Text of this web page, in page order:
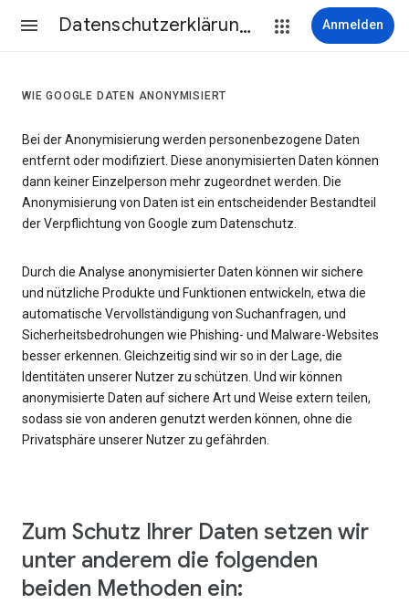
Datenschutzerklärung & Nutzungsbedingungen Anmelden
WIE GOOGLE DATEN ANONYMISIERT
Bei der Anonymisierung werden personenbezogene Daten
entfernt oder modifiziert. Diese anonymisierten Daten können
dann keiner Einzelperson mehr zugeordnet werden. Die
Anonymisierung von Daten ist ein entscheidender Bestandteil
der Verpflichtung von Google zum Datenschutz.
Durch die Analyse anonymisierter Daten können wir sichere
und nützliche Produkte und Funktionen entwickeln, etwa die
automatische Vervollständigung von Suchanfragen, und
Sicherheitsbedrohungen wie Phishing- und Malware-Websites
besser erkennen. Gleichzeitig sind wir so in der Lage, die
Identitäten unserer Nutzer zu schützen. Und wir können
anonymisierte Daten auf sichere Art und Weise extern teilen,
sodass sie von anderen genutzt werden können, ohne die
Privatsphäre unserer Nutzer zu gefährden.
Zum Schutz Ihrer Daten setzen wir
unter anderem die folgenden
beiden Methoden ein: